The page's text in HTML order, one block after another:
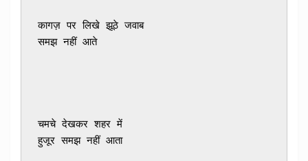
कागज़ पर लिखे झूठे जवाब
समझ नहीं आते
चमचे देखकर शहर में
हुजूर समझ नहीं आता